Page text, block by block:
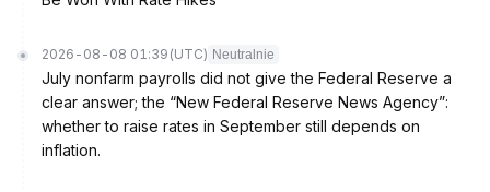
2026-08-08 01:39 (UTC) Neutralnie
July nonfarm payrolls did not give the Federal Reserve a
clear answer; the “New Federal Reserve News Agency”:
whether to raise rates in September still depends on
inflation.